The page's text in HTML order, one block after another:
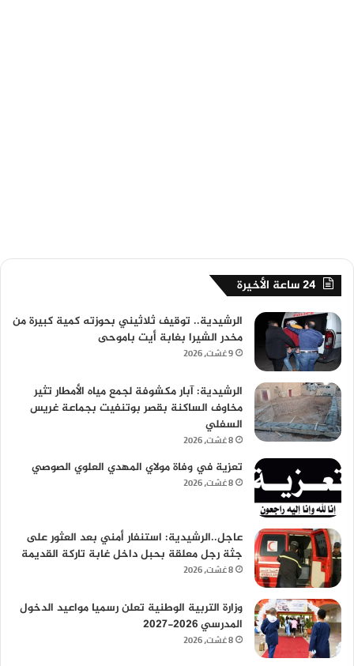
24 ساعة الأخيرة
الرشيدية.. توقيف ثلاثيني بحوزته كمية كبيرة من
مخدر الشيرا بغابة أيت باموحى
9 غشت، 2026
الرشيدية: آبار مكشوفة لجمع مياه الأمطار تثير
مخاوف الساكنة بقصر بوتنفيت بجماعة غريس
السفلي
8 غشت، 2026
تعزية في وفاة مولاي المهدي العلوي الصوصي
8 غشت، 2026
عاجل..الرشيدية: استنفار أمني بعد العثور على
جثة رجل معلقة بحبل داخل غابة تاركة القديمة
8 غشت، 2026
وزارة التربية الوطنية تعلن رسميا مواعيد الدخول
المدرسي 2026-2027
8 غشت، 2026